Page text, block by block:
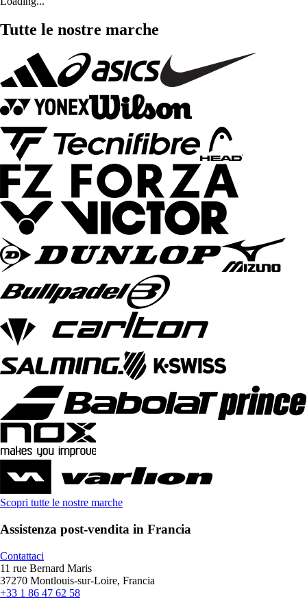
Tutte le nostre marche
Scopri tutte le nostre marche
Assistenza post-vendita in Francia
Contattaci
11 rue Bernard Maris
37270 Montlouis-sur-Loire, Francia
+33 1 86 47 62 58